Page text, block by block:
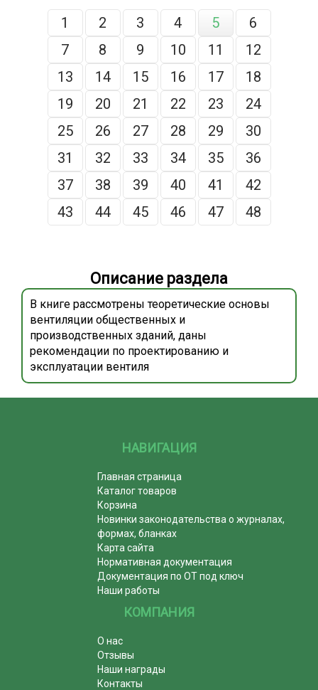
1 2 3 4 5
6
7
8 9 10 11
12
13
14 15 16 17
18
19
20 21 22 23
24
25
26 27 28 29
30
31
32 33 34 35
36
37
38 39 40 41
42
43
44 45 46 47 48
Описание раздела
В книге рассмотрены теоретические основы
вентиляции общественных и
производственных зданий, даны
рекомендации по проектированию и
эксплуатации вентиля
НАВИГАЦИЯ
Главная страница
Каталог товаров
Корзина
Новинки законодательства о журналах,
формах, бланках
Карта сайта
Нормативная документация
Документация по ОТ под ключ
Наши работы
КОМПАНИЯ
О нас
Отзывы
Наши награды
Контакты